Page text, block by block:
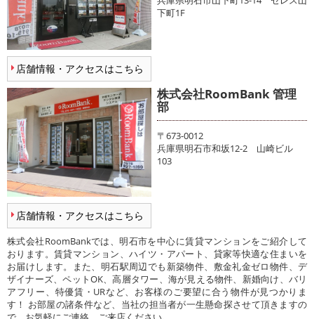
店舗情報・アクセスはこちら
下町1F
店舗情報・アクセスはこちら
株式会社RoomBank 管理
部
〒673-0012
兵庫県明石市和坂12-2 山崎ビル
103
株式会社RoomBankでは、明石市を中心に賃貸マンションをご紹介して
おります。賃貸マンション、ハイツ・アパート、貸家等快適な住まいを
お届けします。また、明石駅周辺でも新築物件、敷金礼金ゼロ物件、デ
ザイナーズ、ペットOK、高層タワー、海が見える物件、新婚向け、バリ
アフリー、特優賃・URなど、お客様のご要望に合う物件が見つかりま
す！ お部屋の諸条件など、当社の担当者が一生懸命探させて頂きますの